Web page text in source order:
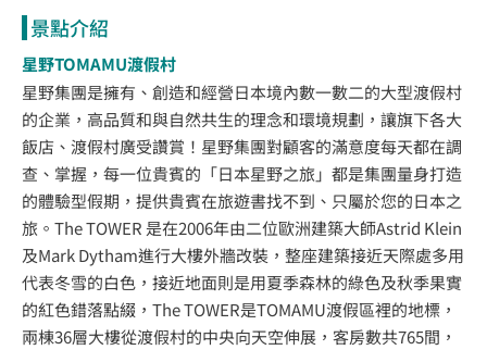
景點介紹
星野TOMAMU渡假村
星野集團是擁有、創造和經營日本境內數一數二的大型渡假村
的企業，高品質和與自然共生的理念和環境規劃，讓旗下各大
飯店、渡假村廣受讚賞！星野集團對顧客的滿意度每天都在調
查、掌握，每一位貴賓的「日本星野之旅」都是集團量身打造
的體驗型假期，提供貴賓在旅遊書找不到、只屬於您的日本之
旅。The TOWER 是在2006年由二位歐洲建築大師Astrid Klein
及Mark Dytham進行大樓外牆改裝，整座建築接近天際處多用
代表冬雪的白色，接近地面則是用夏季森林的綠色及秋季果實
的紅色錯落點綴，The TOWER是TOMAMU渡假區裡的地標，
兩棟36層大樓從渡假村的中央向天空伸展，客房數共765間，